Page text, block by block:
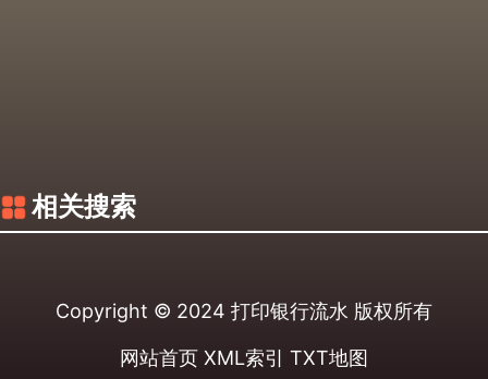
相关搜索
Copyright © 2024 打印银行流水 版权所有
网站首页 XML索引 TXT地图